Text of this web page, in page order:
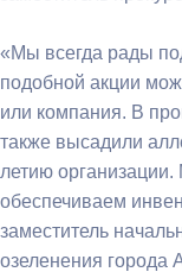
«Мы всегда рады
подобной акции
или компания. В
также высадили
летию
обеспечиваем
заместитель
озеленения города